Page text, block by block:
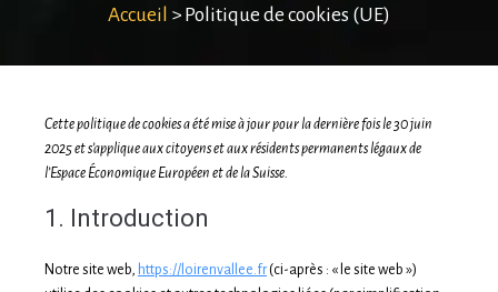
Accueil > Politique de cookies (UE)
Cette politique de cookies a été mise à jour pour la dernière fois le 30 juin
2025 et s’applique aux citoyens et aux résidents permanents légaux de
l’Espace Économique Européen et de la Suisse.
1. Introduction
Notre site web, https://loirenvallee.fr(ci-après : « le site web »)